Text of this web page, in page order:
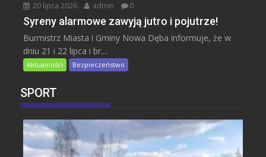
20 lipca 2026 admin 0
Syreny alarmowe zawyją jutro i pojutrze!
Burmistrz Miasta i Gminy Nowa Dęba informuje, że w
dniu 21 i 22 lipca i br....
Aktualności Bezpieczeństwo
SPORT